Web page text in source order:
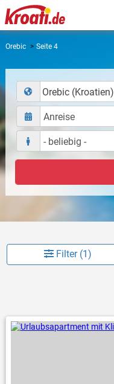
Orebic Seite 4
Orebic (Kroatien)
Filter (1)